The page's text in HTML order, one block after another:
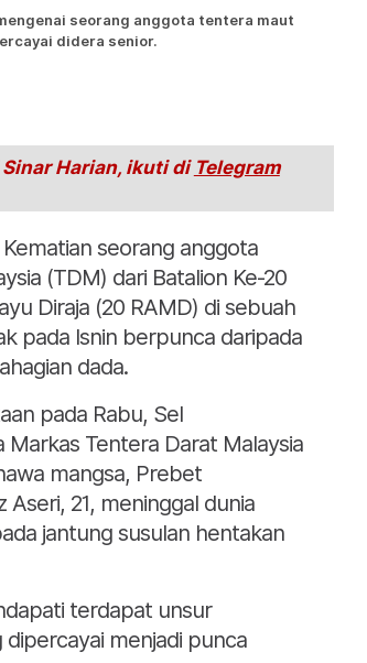
seorang anggota tentera maut
didera senior.
Harian, ikuti di Telegram
seorang anggota
(TDM) dari Batalion Ke-20
Diraja (20 RAMD) di sebuah
pada Isnin berpunca daripada
dada.
pada Rabu, Sel
Markas Tentera Darat Malaysia
mangsa, Prebet
21, meninggal dunia
jantung susulan hentakan
terdapat unsur
dipercayai menjadi punca